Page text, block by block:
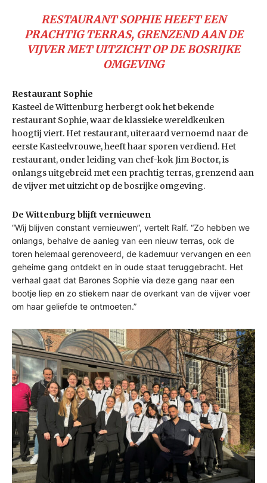
RESTAURANT SOPHIEHEEFT EEN
PRACHTIGTERRAS, GRENZEND AANDE
VIJVER MET UITZICHTOP DE BOSRIJKE
OMGEVING
Restaurant Sophie
Kasteel de Wittenburg herbergt ook het bekende
restaurant Sophie, waar de klassieke wereldkeuken
hoogtij viert. Het restaurant, uiteraard vernoemd naar de
eerste Kasteelvrouwe, heeft haar sporen verdiend. Het
restaurant, onder leiding van chef-kok Jim Boctor, is
onlangs uitgebreid met een prachtig terras, grenzend aan
de vijver met uitzicht op de bosrijke omgeving.
De Wittenburg blijft vernieuwen
“Wij blijven constant vernieuwen”, vertelt Ralf. “Zo hebben we
onlangs, behalve de aanleg van een nieuw terras, ook de
toren helemaal gerenoveerd, de kademuur vervangen en een
geheime gang ontdekt en in oude staat teruggebracht. Het
verhaal gaat dat Barones Sophie via deze gang naar een
bootje liep en zo stiekem naar de overkant van de vijver voer
om haar geliefde te ontmoeten.”